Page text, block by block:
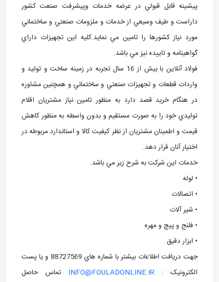
پيشينه قابل قبولي در عرضه خدمات وپيشرفت صنعت کشور
داراست و طيف وسيعي از خدمات و ملزومات صنعتي و ساختماني
مورد نياز کشورها را تامين مي نمايد.کليه اين تجهيزات داراي
گواهينامه و تاييده نيز مي باشد.
فولاد آنلاین با بيش از 16 سال تجربه در زمينه ساخت و توليد و
واردات قطعات و تجهيزات صنعتي و ساختماني و همچنين مشاوره
در هنگام خريد قصد دارد به منظور تامين نياز مشتريان اقلام
توليدي خود را به صورت مستقيم و بدون واسطه به منظور کاهش
قيمت و اطمينان مشتريان از نظر کيفيت کالا و استاندارد مربوطه در
اختيار آنان قرار دهد.
خدمات اين شرکت به شرح زير مي باشد.
• لوله
• اتصالات
• شير آلات
• فلنج و پيچ و مهره
• ابزار دقيق
جهت دريافت اطلاعات بيشتر با شماره هاي 88727569 و يا پست
الکترونيک :INFO@FOULADONLINE.IR تماس حاصل